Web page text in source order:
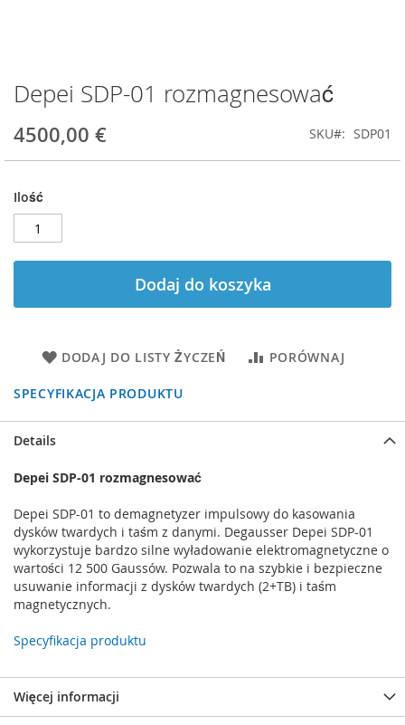
Depei SDP-01 rozmagnesować
4500,00 € SKU SDP01
Ilość
Dodaj do koszyka
DODAJ DO LISTY ŻYCZEŃ PORÓWNAJ
SPECYFIKACJA PRODUKTU
Przejdź
na
początek
galerii
Details
Depei SDP-01 rozmagnesować
Depei SDP-01 to demagnetyzer impulsowy do kasowania
dysków twardych i taśm z danymi. Degausser Depei SDP-01
wykorzystuje bardzo silne wyładowanie elektromagnetyczne o
wartości 12 500 Gaussów. Pozwala to na szybkie i bezpieczne
usuwanie informacji z dysków twardych (2+TB) i taśm
magnetycznych.
Specyfikacja produktu
Więcej informacji